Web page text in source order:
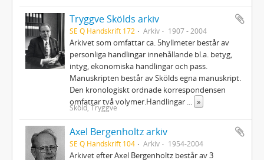
Tryggve Skölds arkiv
SE Q Handskrift 172 Arkiv 1907 - 2004
Arkivet som omfattar ca. 5hyllmeter består av
personliga handlingar innehållande bl.a. betyg,
intyg, ekonomiska handlingar och pass.
Manuskripten består av Skölds egna manuskript.
Den kronologiskt ordnade korrespondensen
omfattar två volymer.Handlingar
»
Sköld, Tryggve
Axel Bergenholtz arkiv
SE Q Handskrift 104 Arkiv 1954-2004
Arkivet efter Axel Bergenholtz består av 3